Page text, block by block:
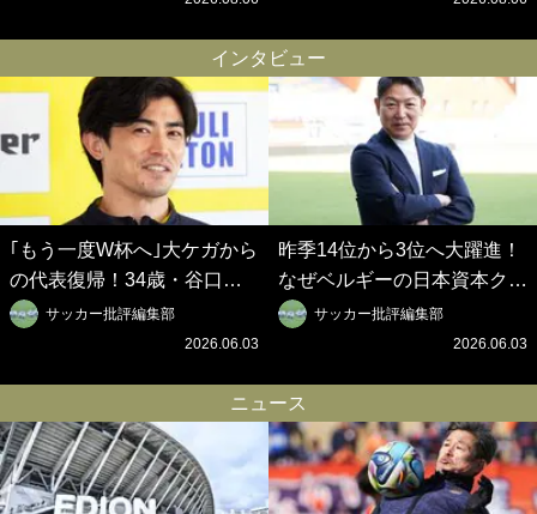
の秋春制｣の大激論】(6)
春制｣の大激論】(5)
インタビュー
｢もう一度W杯へ｣大ケガから
の代表復帰！34歳・谷口彰
悟の奇跡を支えた日本資本の
ベルギークラブ、次なる野望
ロイデン立石敬之CEOの世
界戦略】(2)
サッカー批評編集部
2026.06.03
昨季14位から3位へ大躍進！
なぜベルギーの日本資本クラ
ブは創設102年目に歴史的快
挙を成し遂げられたのか？
之CEOの世界戦略】(1)
サッカー批評編集部
2026.06.03
ニュース